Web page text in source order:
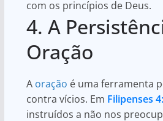
com os princípios de Deus.
4. A
Oração
A oração é uma ferramenta
contra vícios. Em Filipenses
instruídos a não nos